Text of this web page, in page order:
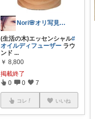
Nori🌸オリ写見て欲しいなぁ🤭
(生活の木)エッセンシャル#
オイルディフューザー ラウ
ンド...
￥ 8,800
掲載終了
0 0 7
コレ いいね